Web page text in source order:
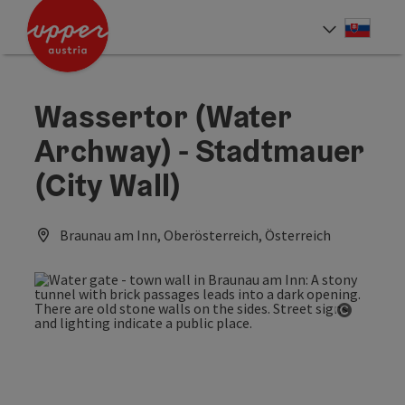
Accesskey
Accesskey
Wassertor (Water
Archway) - Stadtmauer
(City Wall)
Braunau am Inn, Oberösterreich, Österreich